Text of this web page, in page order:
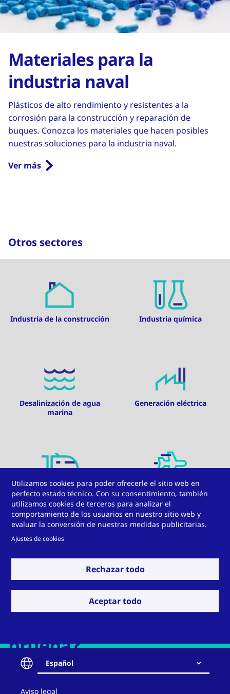
Materiales para la
industria naval
Plásticos de alto rendimiento y resistentes a la
corrosión para la construcción y reparación de
buques. Conozca los materiales que hacen posibles
nuestras soluciones para la industria naval.
Ver más
Otros sectores
Industria de la construcción Industria química
Desalinización de agua
marina
Generación eléctrica
Vehículos ferroviarios Aeronáutica
Climatizatión y refrigeración
(HVAC)
Ingeniería mecánica
Ver más
prueba?
Utilizamos cookies para poder ofrecerle el sitio web en
perfecto estado técnico. Con su consentimiento, también
utilizamos cookies de terceros para analizar el
comportamiento de los usuarios en nuestro sitio web y
evaluar la conversión de nuestras medidas publicitarias.
Ajustes de cookies
Rechazar todo
Aceptar todo
Español
Contact
Aviso legal